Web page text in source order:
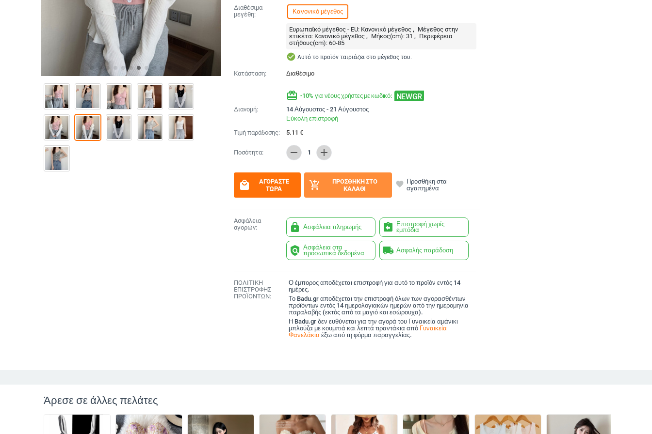
Διαθέσιμα
μεγέθη:
Κανονικό μέγεθος
Ευρωπαϊκό μέγεθος - EU: Κανονικό μέγεθος
Μέγεθος στην
ετικέτα: Κανονικό μέγεθος Μήκος(cm): 31
Περιφέρεια
στήθους(cm): 60-85
check_circle Αυτό το προϊόν ταιριάζει στο μέγεθος του.
Κατάσταση: Διαθέσιμο
redeem -10% για νέους χρήστες με κωδικό: NEWGR
Διανομή:
14 Αύγουστος - 21 Αύγουστος
Εύκολη επιστροφή
Τιμή παράδοσης:
5.11 €
Ποσότητα: remove 1 add
local_mall
ΑΓΟΡΆΣΤΕ
ΤΏΡΑ
add_shopping_cart
ΠΡΟΣΘΉΚΗ ΣΤΟ
ΚΑΛΆΘΙ
favorite Προσθήκη στα
αγαπημένα
Ασφάλεια
αγορών:
lock Ασφάλεια πληρωμής assignment_return Επιστροφή χωρίς
εμπόδια
policy Ασφάλεια στα
προσωπικά δεδομένα
local_shipping Ασφαλής παράδοση
ΠΟΛΙΤΙΚΗ
ΕΠΙΣΤΡΟΦΗΣ
ΠΡΟΪΟΝΤΩΝ:
Ο έμπορος αποδέχεται επιστροφή για αυτό το προϊόν εντός 14
ημέρες.
Το Badu.gr αποδέχεται την επιστροφή όλων των αγορασθέντων
προϊόντων εντός 14 ημερολογιακών ημερών από την ημερομηνία
παραλαβής (εκτός από τα μαγιό και εσώρουχα).
Η Badu.gr δεν ευθύνεται για την αγορά του Γυναικεία αμάνικι
μπλούζα με κουμπιά και λεπτά τιραντάκια από Γυναικεία
Φανελάκια έξω από τη φόρμα παραγγελίας.
Άρεσε σε άλλες πελάτες